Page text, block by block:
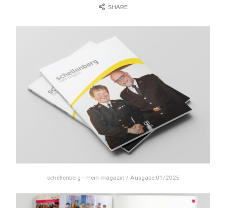
SHARE
schellenberg - mein magazin / Ausgabe 01/2025